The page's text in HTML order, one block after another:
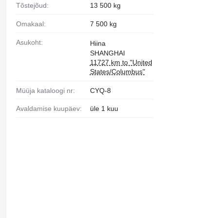
Tõstejõud: 13 500 kg
Omakaal: 7 500 kg
Asukoht:
Hiina
SHANGHAI
11727 km to "United
States/Columbus"
Müüja kataloogi nr: CYQ-8
Avaldamise kuupäev: üle 1 kuu